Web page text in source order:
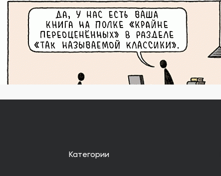
Категории